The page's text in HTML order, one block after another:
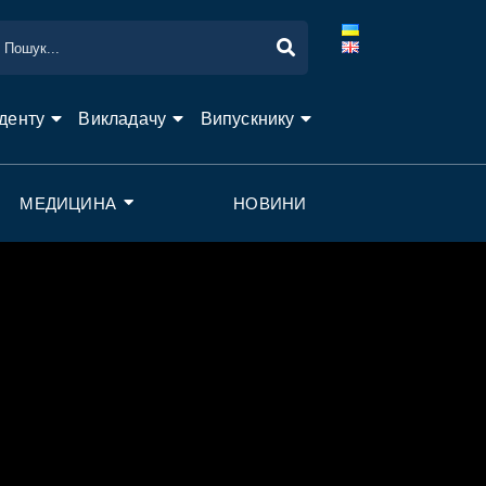
Викладачу Випускнику
МЕДИЦИНА НОВИНИ